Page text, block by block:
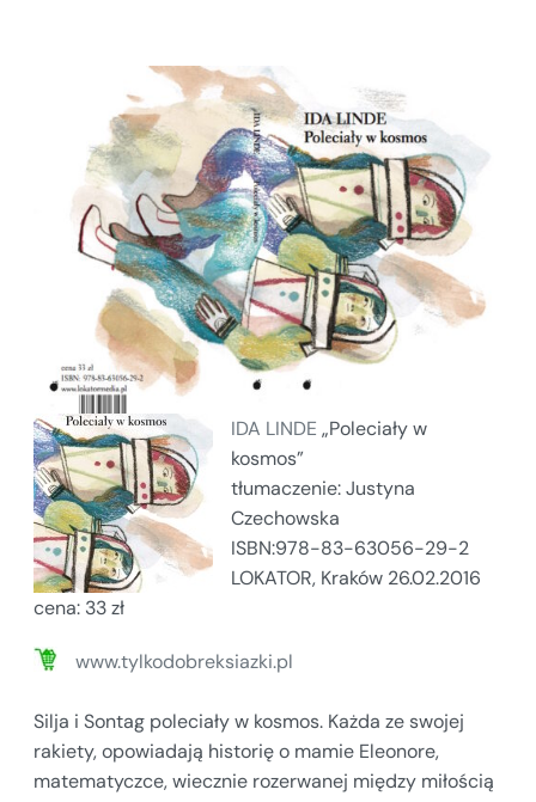
IDA LINDE „Poleciały w
kosmos”
tłumaczenie: Justyna
Czechowska
ISBN:978-83-63056-29-2
LOKATOR, Kraków 26.02.2016
cena: 33 zł
www.tylkodobreksiazki.pl
Silja i Sontag poleciały w kosmos. Każda ze swojej
rakiety, opowiadają historię o mamie Eleonore,
matematyczce, wiecznie rozerwanej między miłością